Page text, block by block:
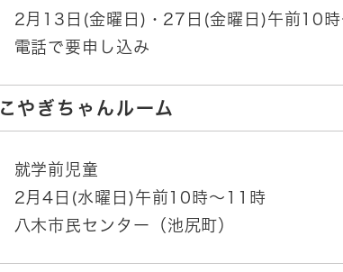
2月13日(金曜日)・27日(金曜日)午前10
電話で要申し込み
こやぎちゃんルーム
就学前児童
2月4日(水曜日)午前10時～11時
八木市民センター（池尻町）